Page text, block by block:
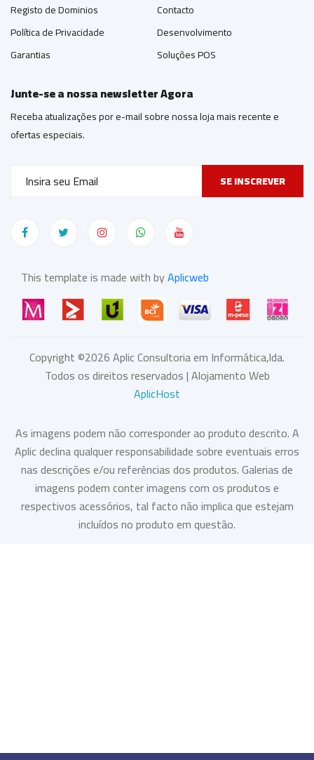
Registo de Dominios
Política de Privacidade
Garantias
Contacto
Desenvolvimento
Soluções POS
Junte-se a nossa newsletter Agora
Receba atualizações por e-mail sobre nossa loja mais recente e
ofertas especiais.
SE INSCREVER
This template is made with byAplicweb
Copyright ©2026Aplic Consultoria em Informática,lda.
Todos os direitos reservados | Alojamento Web
AplicHost
As imagens podem não corresponder ao produto descrito. A
Aplic declina qualquer responsabilidade sobre eventuais erros
nas descrições e/ou referências dos produtos. Galerias de
imagens podem conter imagens com os produtos e
respectivos acessórios, tal facto não implica que estejam
incluídos no produto em questão.